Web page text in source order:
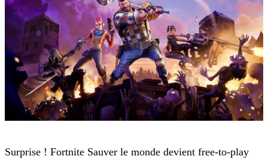
Surprise ! Fortnite Sauver le monde devient free-to-play